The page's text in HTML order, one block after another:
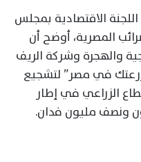
الاقتصادية بمجلس
المصرية، أوضح أن
والهجرة وشركة الريف
في مصر” لتشجيع
الزراعي في إطار
ونصف مليون فدان.